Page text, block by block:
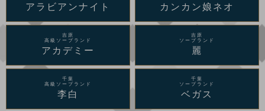
アラビアンナイト カンカン娘ネオ
吉原
高級ソープランド
アカデミー
吉原
ソープランド
麗
千葉
高級ソープランド
李白
千葉
ソープランド
ベガス